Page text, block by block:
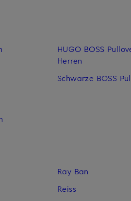
HUGO BOSS
Herren
Schwarze BOSS
Ray Ban
Reiss